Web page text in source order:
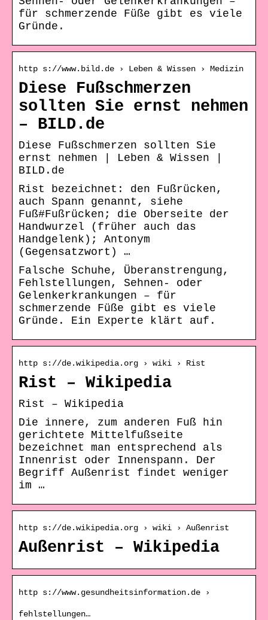
für schmerzende Füße gibt es viele
Gründe.
http s://www.bild.de › Leben & Wissen › Medizin
Diese Fußschmerzen
sollten Sie ernst nehmen
– BILD.de
Diese Fußschmerzen sollten Sie
ernst nehmen | Leben & Wissen |
BILD.de
Rist bezeichnet: den Fußrücken,
auch Spann genannt, siehe
Fuß#Fußrücken; die Oberseite der
Handwurzel (früher auch das
Handgelenk); Antonym
(Gegensatzwort) …
Falsche Schuhe, Überanstrengung,
Fehlstellungen, Sehnen- oder
Gelenkerkrankungen – für
schmerzende Füße gibt es viele
Gründe. Ein Experte klärt auf.
http s://de.wikipedia.org › wiki › Rist
Rist – Wikipedia
Rist – Wikipedia
Die innere, zum anderen Fuß hin
gerichtete Mittelfußseite
bezeichnet man entsprechend als
Innenrist oder Innenspann. Der
Begriff Außenrist findet weniger
im …
http s://de.wikipedia.org › wiki › Außenrist
Außenrist – Wikipedia
http s://www.gesundheitsinformation.de ›
fehlstellungen…